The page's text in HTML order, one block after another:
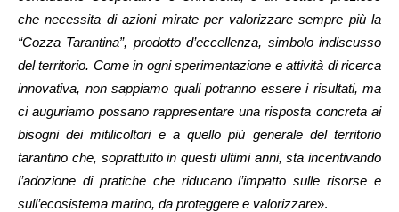
che necessita di azioni mirate per valorizzare sempre più la
“Cozza Tarantina”, prodotto d’eccellenza, simbolo indiscusso
del territorio. Come in ogni sperimentazione e attività di ricerca
innovativa, non sappiamo quali potranno essere i risultati, ma
ci auguriamo possano rappresentare una risposta concreta ai
bisogni dei mitilicoltori e a quello più generale del territorio
tarantino che, soprattutto in questi ultimi anni, sta incentivando
l’adozione di pratiche che riducano l’impatto sulle risorse e
sull’ecosistema marino, da proteggere e valorizzare».